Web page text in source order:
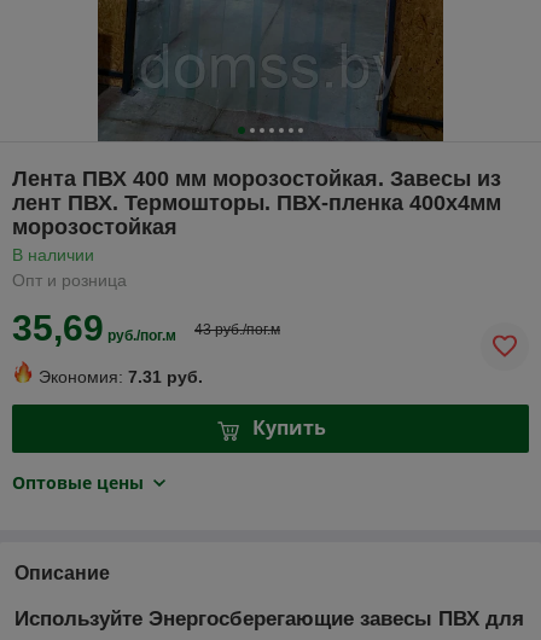
Лента ПВХ 400 мм морозостойкая. Завесы из
лент ПВХ. Термошторы. ПВХ-пленка 400х4мм
морозостойкая
В наличии
Опт и розница
35,69 руб./пог.м 43 руб./пог.м
Экономия: 7.31 руб.
Купить
Оптовые цены
Описание
Используйте Энергосберегающие завесы ПВХ для